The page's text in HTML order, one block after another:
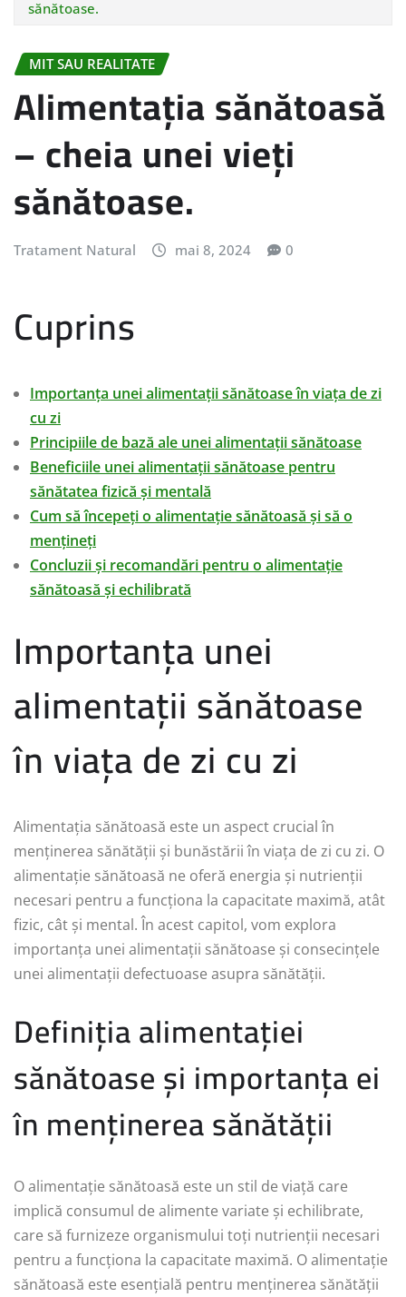
sănătoase.
MIT SAU REALITATE
Alimentația sănătoasă
– cheia unei vieți
sănătoase.
Tratament Natural mai 8, 2024 0
Cuprins
Importanța unei alimentații sănătoase în viața de zi
cu zi
Principiile de bază ale unei alimentații sănătoase
Beneficiile unei alimentații sănătoase pentru
sănătatea fizică și mentală
Cum să începeți o alimentație sănătoasă și să o
mențineți
Concluzii și recomandări pentru o alimentație
sănătoasă și echilibrată
Importanța unei
alimentații sănătoase
în viața de zi cu zi
Alimentația sănătoasă este un aspect crucial în
menținerea sănătății și bunăstării în viața de zi cu zi. O
alimentație sănătoasă ne oferă energia și nutrienții
necesari pentru a funcționa la capacitate maximă, atât
fizic, cât și mental. În acest capitol, vom explora
importanța unei alimentații sănătoase și consecințele
unei alimentații defectuoase asupra sănătății.
Definiția alimentației
sănătoase și importanța ei
în menținerea sănătății
O alimentație sănătoasă este un stil de viață care
implică consumul de alimente variate și echilibrate,
care să furnizeze organismului toți nutrienții necesari
pentru a funcționa la capacitate maximă. O alimentație
sănătoasă este esențială pentru menținerea sănătății